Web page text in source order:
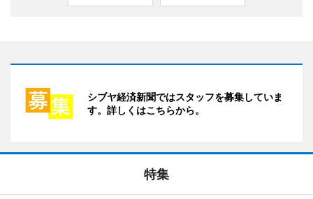
シブヤ経済新聞ではスタッフを募集していま
す。詳しくはこちらから。
特集